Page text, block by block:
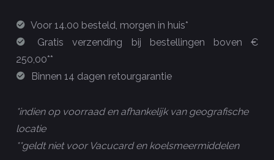
Voor 14.00 besteld, morgen in huis*
Gratis verzending bij bestellingen boven €
250,00**
Binnen 14 dagen retourgarantie
*indien op voorraad en afhankelijk van geografische
locatie
**geldt niet voor Vacucard en koelsmeermiddelen